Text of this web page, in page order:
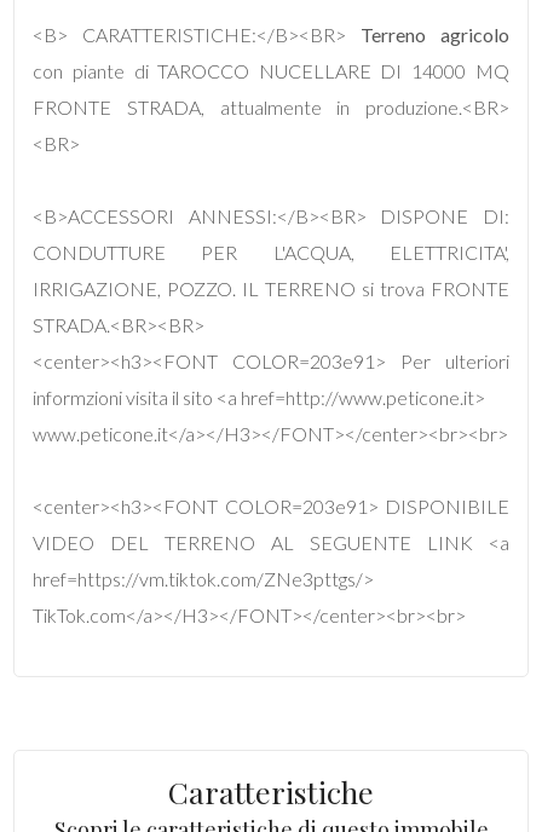
<B> CARATTERISTICHE:</B><BR> Terreno agricolo
con piante di TAROCCO NUCELLARE DI 14000 MQ
FRONTE STRADA, attualmente in produzione.<BR>
<BR>
<B>ACCESSORI ANNESSI:</B><BR> DISPONE DI:
CONDUTTURE PER L'ACQUA, ELETTRICITA',
IRRIGAZIONE, POZZO. IL TERRENO si trova FRONTE
STRADA.<BR><BR>
<center><h3><FONT COLOR=203e91> Per ulteriori
informzioni visita il sito <a href=http://www.peticone.it>
www.peticone.it</a></H3></FONT></center><br><br>
<center><h3><FONT COLOR=203e91> DISPONIBILE
VIDEO DEL TERRENO AL SEGUENTE LINK <a
href=https://vm.tiktok.com/ZNe3pttgs/>
TikTok.com</a></H3></FONT></center><br><br>
Caratteristiche
Qualsiasi
1
2
3
Bagni
minimi